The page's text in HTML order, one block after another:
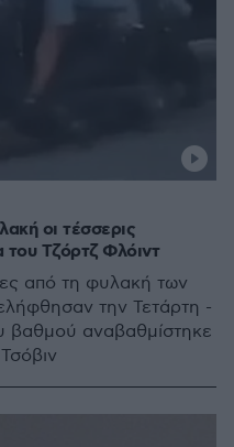
οι τέσσερις
του Τζόρτζ Φλόιντ
από τη φυλακή των
την Τετάρτη -
βαθμού αναβαθμίστηκε